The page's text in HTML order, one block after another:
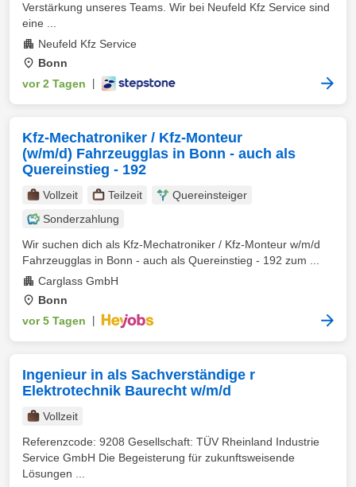
Verstärkung unseres Teams. Wir bei Neufeld Kfz Service sind
eine ...
Neufeld Kfz Service
Bonn
vor 2 Tagen
Kfz-Mechatroniker / Kfz-Monteur
(w/m/d) Fahrzeugglas in Bonn - auch als
Quereinstieg - 192
Vollzeit Teilzeit
Quereinsteiger
Sonderzahlung
Wir suchen dich als Kfz-Mechatroniker / Kfz-Monteur w/m/d
Fahrzeugglas in Bonn - auch als Quereinstieg - 192 zum ...
Carglass GmbH
Bonn
vor 5 Tagen
Ingenieur in als Sachverständige r
Elektrotechnik Baurecht w/m/d
Vollzeit
Referenzcode: 9208 Gesellschaft: TÜV Rheinland Industrie
Service GmbH Die Begeisterung für zukunftsweisende
Lösungen ...